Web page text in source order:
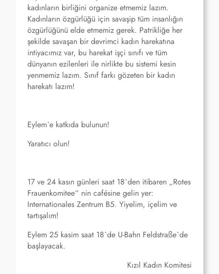
kadınların birliğini organize etmemiz lazım.
Kadınların özgürlüğü için savaşip tüm insanlığın
özgürlüğünü elde etmemiz gerek. Patrikliğe her
şekilde savaşan bir devrimci kadın harekatına
intiyacımız var, bu harekat işçi sınıfı ve tüm
dünyanın ezilenleri ile nirlikte bu sistemi kesin
yenmemiz lazım. Sınıf farkı gözeten bir kadın
harekatı lazım!
Eylem`e katkıda bulunun!
Yaratıcı olun!
17 ve 24 kasın günleri saat 18`den itibaren „Rotes
Frauenkomitee“ nin cafésine gelin yer:
Internationales Zentrum B5. Yiyelim, içelim ve
tartışalım!
Eylem 25 kasim saat 18`de U-Bahn Feldstraße`de
başlayacak.
Kızıl Kadın Komitesi